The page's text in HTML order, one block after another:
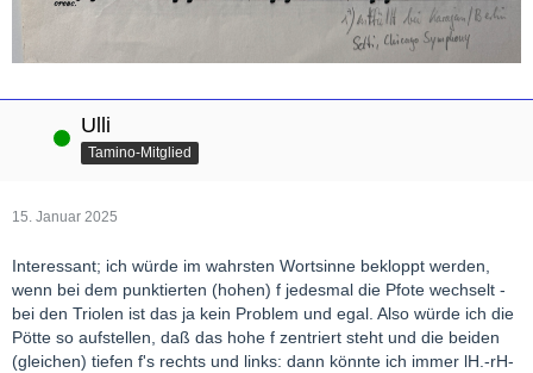
Online Ulli
Tamino-Mitglied
15. Januar 2025
Interessant; ich würde im wahrsten Wortsinne bekloppt werden,
wenn bei dem punktierten (hohen) f jedesmal die Pfote wechselt -
bei den Triolen ist das ja kein Problem und egal. Also würde ich die
Pötte so aufstellen, daß das hohe f zentriert steht und die beiden
(gleichen) tiefen f's rechts und links: dann könnte ich immer lH.-rH-